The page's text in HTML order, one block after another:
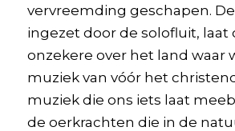
vervreemding geschapen.
ingezet door de solofluit, laat
onzekere over het land waar
muziek van vóór het
muziek die ons iets laat
de oerkrachten die in de